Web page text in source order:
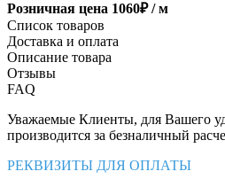
Розничная цена 1060₽ /м
Список товаров
Доставка и оплата
Описание товара
Отзывы
FAQ
Уважаемые Клиенты, для Вашего
производится за безналичный
РЕКВИЗИТЫ ДЛЯ ОПЛАТЫ